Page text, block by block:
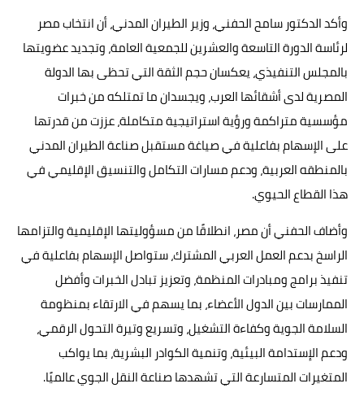
وأكد الدكتور سامح الحفني، وزير الطيران المدني، أن انتخاب مصر
لرئاسة الدورة التاسعة والعشرين للجمعية العامة، وتجديد عضويتها
بالمجلس التنفيذي، يعكسان حجم الثقة التي تحظى بها الدولة
المصرية لدى أشقائها العرب، ويجسدان ما تمتلكه من خبرات
مؤسسية متراكمة ورؤية استراتيجية متكاملة، عززت من قدرتها
على الإسهام بفاعلية في صياغة مستقبل صناعة الطيران المدني
بالمنطقه العربية، ودعم مسارات التكامل والتنسيق الإقليمي في
هذا القطاع الحيوي.
وأضاف الحفني أن مصر، انطلاقًا من مسؤوليتها الإقليمية والتزامها
الراسخ بدعم العمل العربي المشترك، ستواصل الإسهام بفاعلية في
تنفيذ برامج ومبادرات المنظمة، وتعزيز تبادل الخبرات وأفضل
الممارسات بين الدول الأعضاء، بما يسهم في الارتقاء بمنظومة
السلامة الجوية وكفاءة التشغيل، وتسريع وتيرة التحول الرقمي،
ودعم الإستدامة البيئية، وتنمية الكوادر البشرية، بما يواكب
المتغيرات المتسارعة التي تشهدها صناعة النقل الجوي عالميًا.